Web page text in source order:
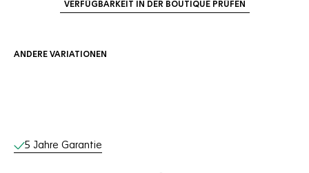
VERFÜGBARKEIT IN DER BOUTIQUE PRÜFEN
ANDERE VARIATIONEN
Online-Services
5 Jahre Garantie